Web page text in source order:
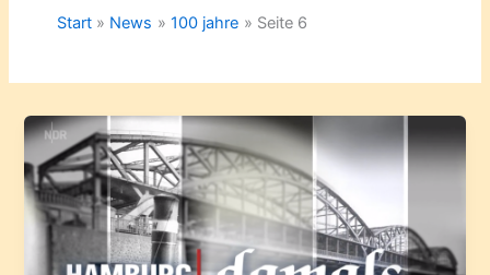
Start News 100 jahre Seite 6